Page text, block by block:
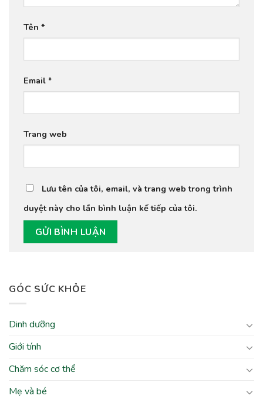
GÓC SỨC KHỎE
Dinh dưỡng
Giới tính
Chăm sóc cơ thể
Mẹ và bé
Tên *
Email *
Trang web
Lưu tên của tôi, email, và trang web trong trình
duyệt này cho lần bình luận kế tiếp của tôi.